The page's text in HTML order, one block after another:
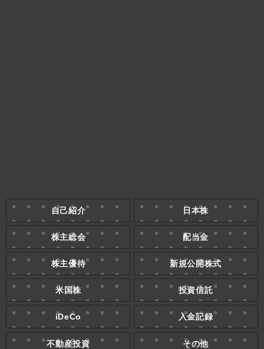
自己紹介 日本株
株主総会 配当金
株主優待 新規公開株式
米国株 投資信託
iDeCo 入金記録
不動産投資 その他